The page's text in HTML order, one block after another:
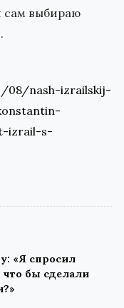
сам выбираю
08/nash-izrailskij-
izrail-s-
«Я спросил
что бы сделали